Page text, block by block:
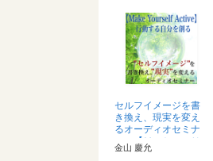
セルフイメージを書
き換え、現実を変え
るオーディオセミナ
ー、【Ｍａｋｅ Ｙ
ｏｕｒｓｅｌｆ Ａ
金山 慶允